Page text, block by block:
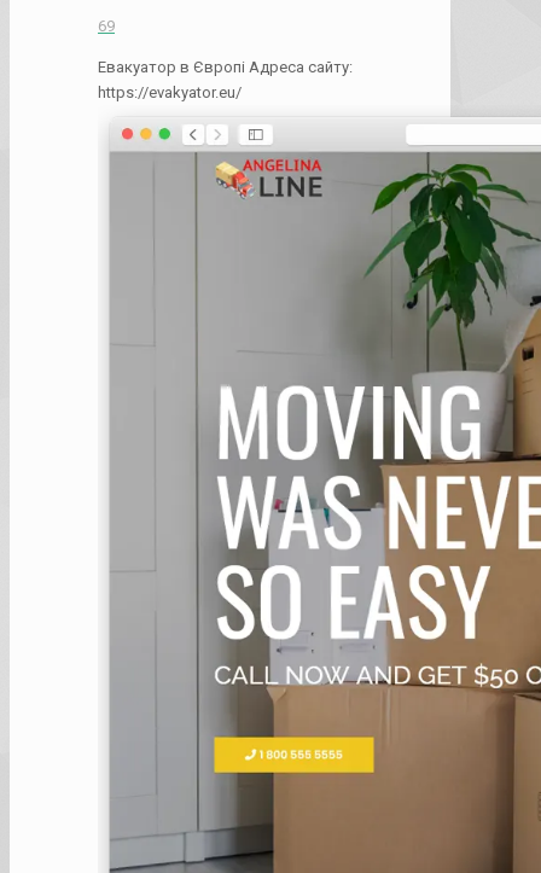
69
Евакуатор в Європі Адреса сайту:
https://evakyator.eu/